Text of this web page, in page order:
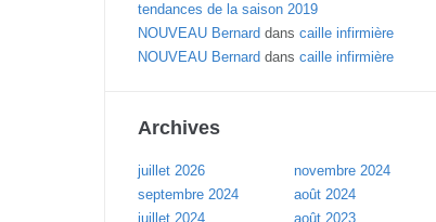
tendances de la saison 2019
NOUVEAU Bernard dans caille infirmière
NOUVEAU Bernard dans caille infirmière
Archives
juillet 2026
novembre 2024
septembre 2024
août 2024
juillet 2024
août 2023